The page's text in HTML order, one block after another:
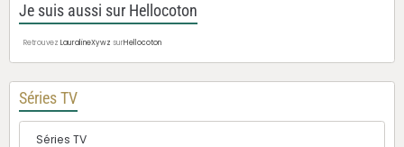
Je suis aussi sur Hellocoton
Retrouvez LauralineXywz surHellocoton
Séries TV
Séries TV